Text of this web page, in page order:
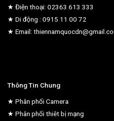
★ Điện thoại: 02363 613 333
★ Di động : 0915 11 00 72
★ Email:
Thông Tin Chung
★ Phân phối Camera
★ Phân phối thiêt bị mạng